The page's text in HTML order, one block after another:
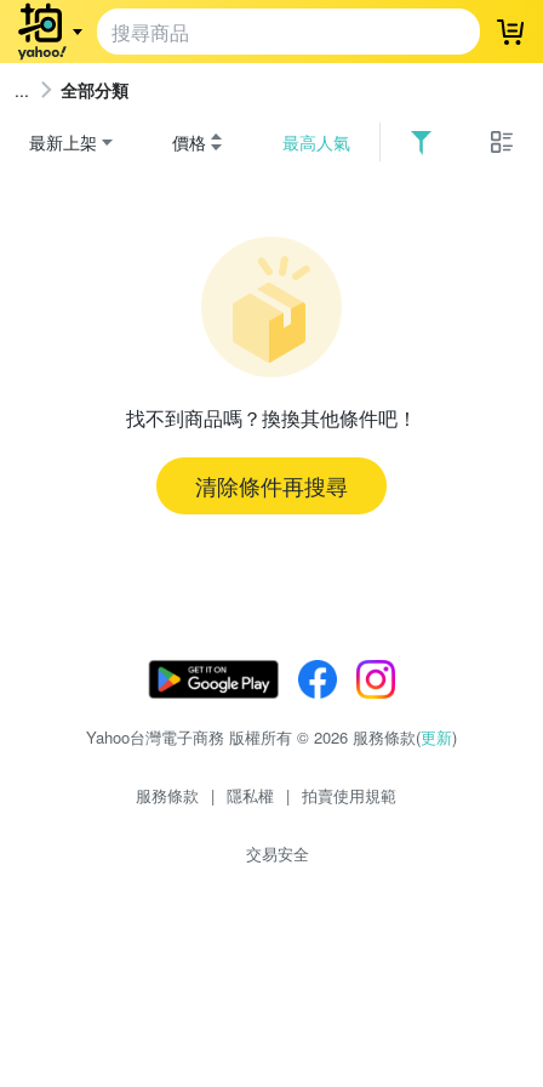
登
全部分類
最新上架 價格 最高人氣
找不到商品嗎？換換其他條件吧！
清除條件再搜尋
Yahoo台灣電子商務 版權所有 © 2026 服務條款(更新)
服務條款 | 隱私權 | 拍賣使用規範
交易安全